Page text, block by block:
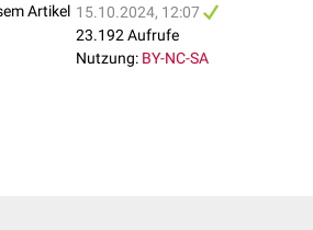
Artikel 15.10.2024, 12:07
23.192 Aufrufe
Nutzung: BY-NC-SA